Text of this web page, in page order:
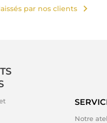
par nos clients chevron_right
Notre